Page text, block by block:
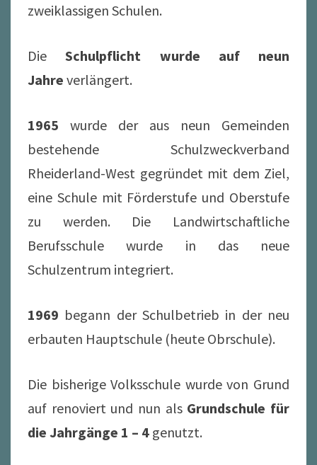
zweiklassigen Schulen.
DieSchulpflicht wurde auf neun
Jahre verlängert.
1965 wurde der aus neun Gemeinden
bestehende Schulzweckverband
Rheiderland-West gegründet mit dem Ziel,
eine Schule mit Förderstufe und Oberstufe
zu werden. Die Landwirtschaftliche
Berufsschule wurde in das neue
Schulzentrum integriert.
1969 begann der Schulbetrieb in der neu
erbauten Hauptschule (heute Obrschule).
Die bisherige Volksschule wurde von Grund
auf renoviert und nun als Grundschule für
die Jahrgänge 1 – 4 genutzt.